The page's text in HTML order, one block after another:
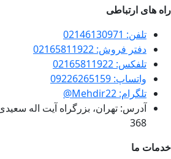
راه های ارتباطی
تلفن: 02146130971
دفتر فروش: 02165811922
تلفکس: 02165811922
واتساپ: 09226265159
تلگرام: Mehdir22@
آدرس: تهران، بزرگراه آیت اله
368
خدمات ما